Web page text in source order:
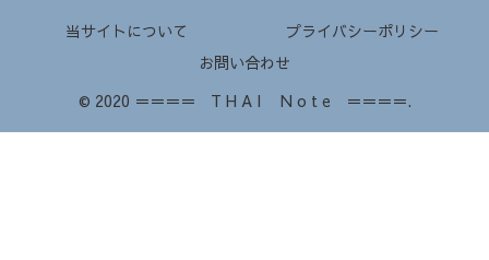
当サイトについて
プライバシーポリシー
お問い合わせ
© 2020 ＝＝＝＝ T H A I N o t e ＝＝＝＝.